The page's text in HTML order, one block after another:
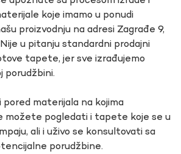
koje imamo u ponudi
proizvodnju na adresi Zagrađe 9,
u pitanju standardni prodajni
tapete, jer sve izrađujemo
porudžbini.
pored materijala na kojima
možete pogledati i tapete koje se u
ali i uživo se konsultovati sa
porudžbine.